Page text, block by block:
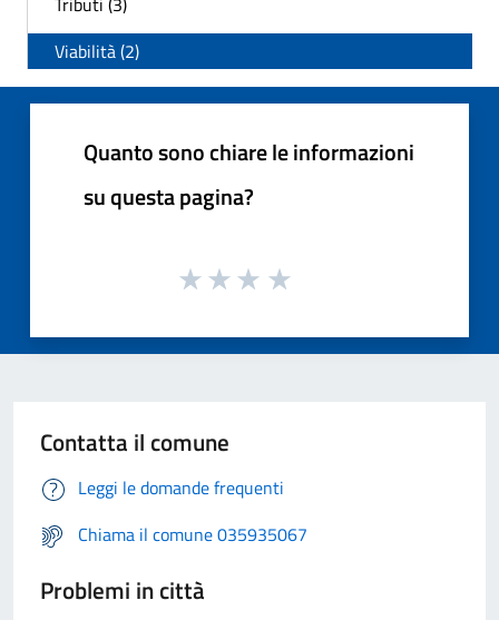
Viabilità (2)
Quanto sono chiare le informazioni
su questa pagina?
Contatta il comune
Leggi le domande frequenti
Chiama il comune 035935067
Problemi in città